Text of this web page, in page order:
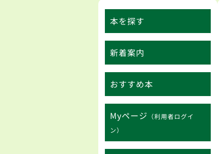
本を探す
新着案内
おすすめ本
Myページ （利用者ログイ
ン）